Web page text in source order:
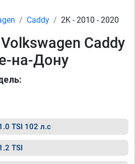
Caddy 2K - 2010 - 2020
Caddy
на-Дону
TSI 102 л.с
TSI